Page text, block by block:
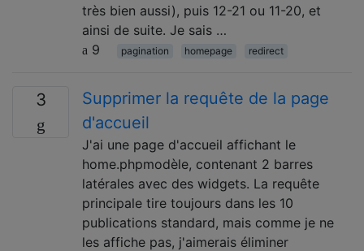
très bien aussi), puis 12-21 ou 11-20, et
ainsi de suite. Je sais …
9
pagination homepage redirect
3
Supprimer la requête de la page
d'accueil
J'ai une page d'accueil affichant le
home.phpmodèle, contenant 2 barres
latérales avec des widgets. La requête
principale tire toujours dans les 10
publications standard, mais comme je ne
les affiche pas, j'aimerais éliminer